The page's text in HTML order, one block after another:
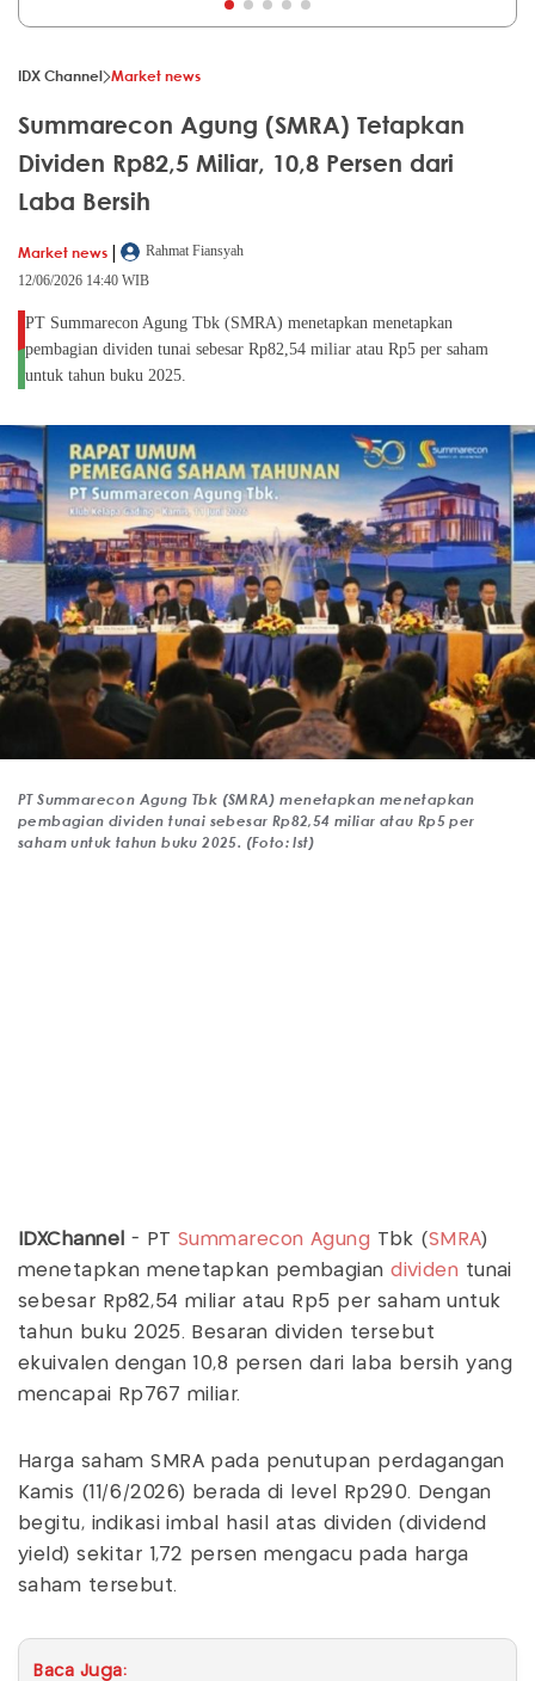
IDX Channel Market news
Summarecon Agung (SMRA) Tetapkan
Dividen Rp82,5 Miliar, 10,8 Persen dari
Laba Bersih
Market news |
Rahmat Fiansyah
12/06/2026 14:40 WIB
PT Summarecon Agung Tbk (SMRA) menetapkan menetapkan
pembagian dividen tunai sebesar Rp82,54 miliar atau Rp5 per saham
untuk tahun buku 2025.
PT Summarecon Agung Tbk (SMRA) menetapkan menetapkan
pembagian dividen tunai sebesar Rp82,54 miliar atau Rp5 per
saham untuk tahun buku 2025. (Foto: Ist)
IDXChannel - PTSummarecon Agung Tbk (SMRA)
menetapkan menetapkan pembagiandividen tunai
sebesar Rp82,54 miliar atau Rp5 per saham untuk
tahun buku 2025. Besaran dividen tersebut
ekuivalen dengan 10,8 persen dari laba bersih yang
mencapai Rp767 miliar.
Harga saham SMRA pada penutupan perdagangan
Kamis (11/6/2026) berada di level Rp290. Dengan
begitu, indikasi imbal hasil atas dividen (dividend
yield) sekitar 1,72 persen mengacu pada harga
saham tersebut.
Baca Juga: